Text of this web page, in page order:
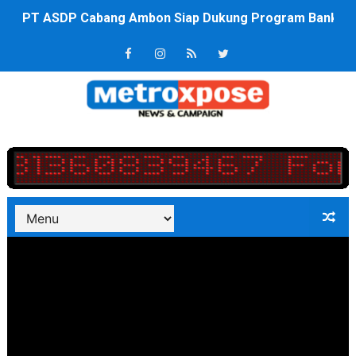
Saadiah Uluputty Buka Pekan Olahraga HUT ke-81 RI
4 Dokter Asal Nias Barat Lulus PPDS di FK USU,
OKU Timur Jalin Komunikasi ke semua Stackholder
Unggul 3 Gol Kesebelasan MKRE FC Raih Tiket
Jelang HUT RI ke 81Turnamen Olah Anak Muda Kota
Bobby Nasution Fokus Infrastruktur Daerah saat